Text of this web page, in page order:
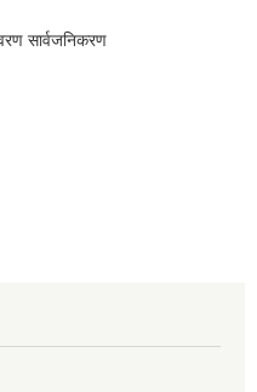
सार्वजनिकरण